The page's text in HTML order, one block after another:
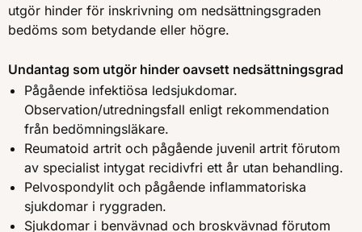
utgör hinder för inskrivning om nedsättningsgraden
bedöms som betydande eller högre.
Undantag som utgör hinder oavsett nedsättningsgrad
Pågående infektiösa ledsjukdomar.
Observation/utredningsfall enligt rekommendation
från bedömningsläkare.
Reumatoid artrit och pågående juvenil artrit förutom
av specialist intygat recidivfri ett år utan behandling.
Pelvospondylit och pågående inflammatoriska
sjukdomar i ryggraden.
Sjukdomar i benvävnad och broskvävnad förutom